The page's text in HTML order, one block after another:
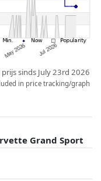
sinds July 23rd 2026
in price tracking/graph
Grand Sport